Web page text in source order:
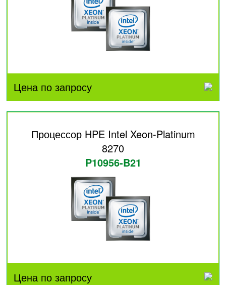
Цена по запросу
Процессор HPE Intel Xeon-Platinum
8270
P10956-B21
Цена по запросу